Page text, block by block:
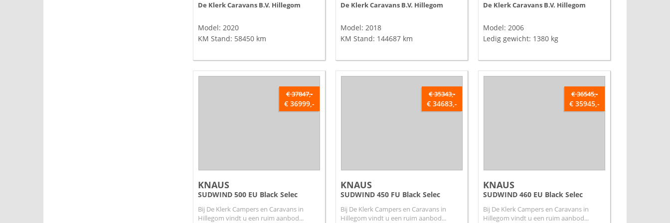
De Klerk Caravans B.V. Hillegom
Model: 2020
KM Stand: 58450 km
De Klerk Caravans B.V. Hillegom
Model: 2018
KM Stand: 144687 km
De Klerk Caravans B.V. Hillegom
Model: 2006
Ledig gewicht: 1380 kg
€ 37847,-
€ 36999,-
KNAUS
SUDWIND 500 EU Black Selec
Bij De Klerk Campers en Caravans in
Hillegom vindt u een ruim aanbod...
€ 35343,-
€ 34683,-
KNAUS
SUDWIND 450 FU Black Selec
Bij De Klerk Campers en Caravans in
Hillegom vindt u een ruim aanbod...
€ 36545,-
€ 35945,-
KNAUS
SUDWIND 460 EU Black Selec
Bij De Klerk Campers en Caravans in
Hillegom vindt u een ruim aanbod...